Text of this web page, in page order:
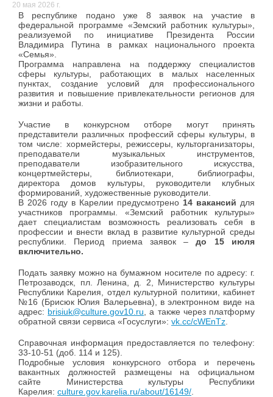
20 мая 2026 г.
В республике подано уже 8 заявок на участие в
федеральной программе «Земский работник культуры»,
реализуемой по инициативе Президента России
Владимира Путина в рамках национального проекта
«Семья».
Программа направлена на поддержку специалистов
сферы культуры, работающих в малых населенных
пунктах, создание условий для профессионального
развития и повышение привлекательности регионов для
жизни и работы.
Участие в конкурсном отборе могут принять
представители различных профессий сферы культуры, в
том числе: хормейстеры, режиссеры, культорганизаторы,
преподаватели музыкальных инструментов,
преподаватели изобразительного искусства,
концертмейстеры, библиотекари, библиографы,
директора домов культуры, руководители клубных
формирований, художественные руководители.
В 2026 году в Карелии предусмотрено 14 вакансий для
участников программы. «Земский работник культуры»
дает специалистам возможность реализовать себя в
профессии и внести вклад в развитие культурной среды
республики. Период приема заявок –до 15 июля
включительно.
Подать заявку можно на бумажном носителе по адресу: г.
Петрозаводск, пл. Ленина, д. 2, Министерство культуры
Республики Карелия, отдел культурной политики, кабинет
№16 (Брисюк Юлия Валерьевна), в электронном виде на
адрес: brisiuk@culture.gov10.ru , а также через платформу
обратной связи сервиса «Госуслуги»: vk.cc/cWEnTz
Справочная информация предоставляется по телефону:
33-10-51 (доб. 114 и 125).
Подробные условия конкурсного отбора и перечень
вакантных должностей размещены на официальном
сайте Министерства культуры Республики
Карелия: culture.gov.karelia.ru/about/16149/